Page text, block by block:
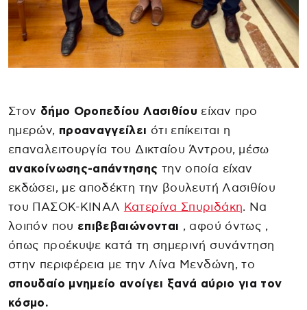
Στον δήμο Οροπεδίου Λασιθίου είχαν προ
ημερών, προαναγγείλει ότι επίκειται η
επαναλειτουργία του Δικταίου Άντρου, μέσω
ανακοίνωσης-απάντησης την οποία είχαν
εκδώσει, με αποδέκτη την βουλευτή Λασιθίου
του ΠΑΣΟΚ-ΚΙΝΑΛ Κατερίνα Σπυριδάκη. Να
λοιπόν που επιβεβαιώνονται , αφού όντως ,
όπως προέκυψε κατά τη σημερινή συνάντηση
στην περιφέρεια με την Λίνα Μενδώνη, το
σπουδαίο μνημείο ανοίγει ξανά αύριο για τον
κόσμο.